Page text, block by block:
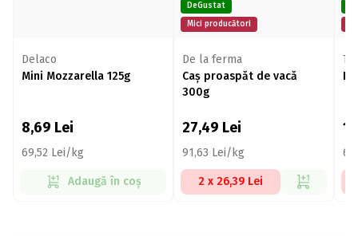
Delaco
Mini Mozzarella 125g
8,69 Lei
69,52 Lei/kg
Adaugă în coș
DeGustat
Mici producători
De la ferma
Caș proaspăt de vacă
300g
27,49 Lei
91,63 Lei/kg
2 x 26,39 Lei
TU